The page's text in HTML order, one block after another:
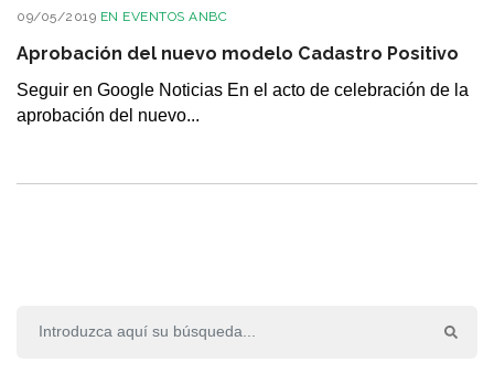
09/05/2019 EN EVENTOS ANBC
Aprobación del nuevo modelo Cadastro Positivo
Seguir en Google Noticias En el acto de celebración de la
aprobación del nuevo...